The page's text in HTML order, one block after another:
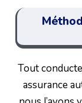
Tout
assurance